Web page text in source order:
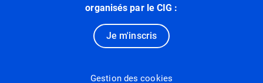
organisés par le CIG :
Je m'inscris
Gestion des cookies